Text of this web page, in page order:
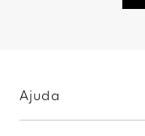
Top Faixa Sem Alça - Cinza
69,99